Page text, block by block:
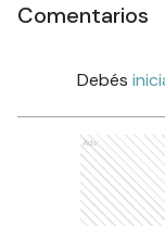
Comentarios
Debés
Ads